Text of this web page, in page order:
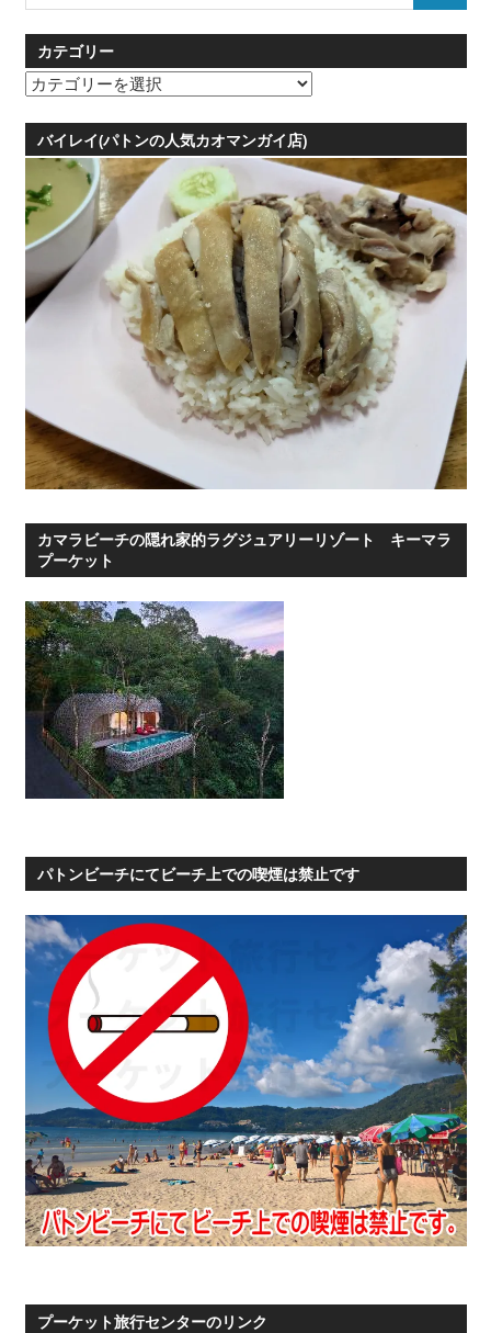
カテゴリー
カ
ゴ
ー
バイレイ(パトンの人気カオマンガイ店)
カマラビーチの隠れ家的ラグジュアリーリゾート キーマラ
プーケット
パトンビーチにてビーチ上での喫煙は禁止です
プーケット旅行センターのリンク